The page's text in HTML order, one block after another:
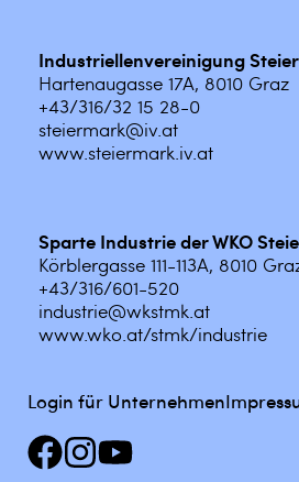
Industriellenvereinigung
Hartenaugasse 17A, 8010 Graz
+43/316/32 15 28-0
steiermark@iv.at
www.steiermark.iv.at
Sparte Industrie der WKO
Körblergasse 111-113A, 8010
+43/316/601-520
industrie@wkstmk.at
www.wko.at/stmk/industrie
Login für Unternehmen